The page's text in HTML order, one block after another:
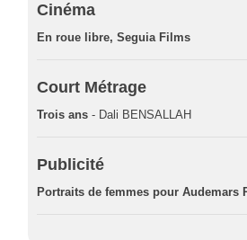
Cinéma
En roue libre, Seguia Films
Court Métrage
Trois ans - Dali BENSALLAH
Publicité
Portraits de femmes pour Audemars